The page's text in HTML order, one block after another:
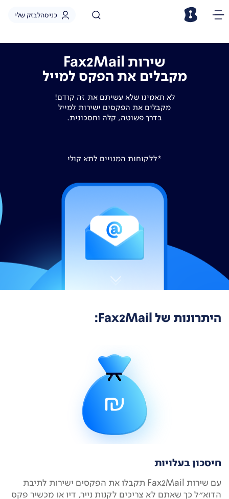
כניסהלבזק שלי
שירות Fax2Mail
מקבלים את הפקס למייל
לא תאמינו שלא עשיתם את זה קודם!
מקבלים את הפקסים ישירות למייל
בדרך פשוטה, קלה וחסכונית.
*ללקוחות המנויים לתא קולי
היתרונות של Fax2Mail:
חיסכון בעלויות
עם שירות Fax2Mail תקבלו את הפקסים ישירות לתיבת
הדוא"ל כך שאתם לא צריכים לקנות נייר, דיו או מכשיר פקס